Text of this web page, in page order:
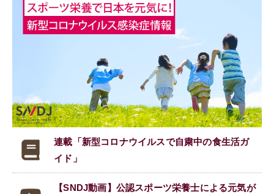
連載「新型コロナウイルスで自粛中の食生活ガ
イド」
【SNDJ動画】公認スポーツ栄養士による元気が